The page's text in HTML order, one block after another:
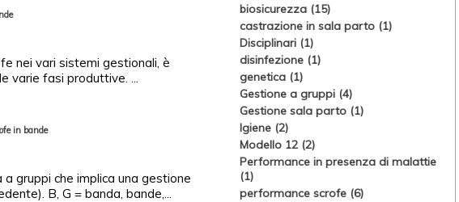
nei vari sistemi gestionali, è
varie fasi produttive. ...
in bande
gruppi che implica una gestione
B, G = banda, bande,...
biosicurezza (15)
castrazione in sala parto (1)
Disciplinari (1)
disinfezione (1)
genetica (1)
Gestione a gruppi (4)
Gestione sala parto (1)
Igiene (2)
Modello 12 (2)
Performance in presenza di malattie
(1)
performance scrofe (6)